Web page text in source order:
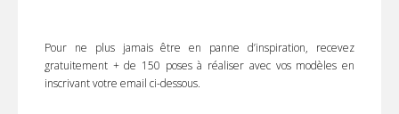
Pour ne plus jamais être en panne d’inspiration, recevez
gratuitement + de 150 poses à réaliser avec vos modèles en
inscrivant votre email ci-dessous.